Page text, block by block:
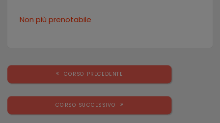
Non più prenotabile
CORSO PRECEDENTE
CORSO SUCCESSIVO